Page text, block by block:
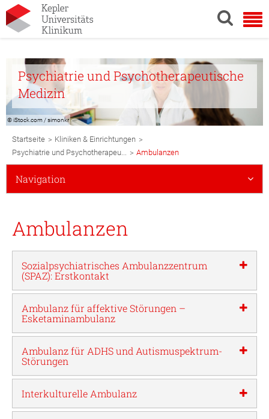
Psychiatrie und Psychotherapeutische
Medizin
© iStock.com / simonkr
Breadcrumb
Navigation
Startseite > Kliniken & Einrichtungen >
Psychiatrie und Psychotherapeu... > Ambulanzen
Subnavigation
Mobile
Navigation
Ambulanzen
Sozialpsychiatrisches Ambulanzzentrum
(SPAZ): Erstkontakt
Ambulanz für affektive Störungen –
Esketaminambulanz
Ambulanz für ADHS und Autismuspektrum-
Störungen
Interkulturelle Ambulanz